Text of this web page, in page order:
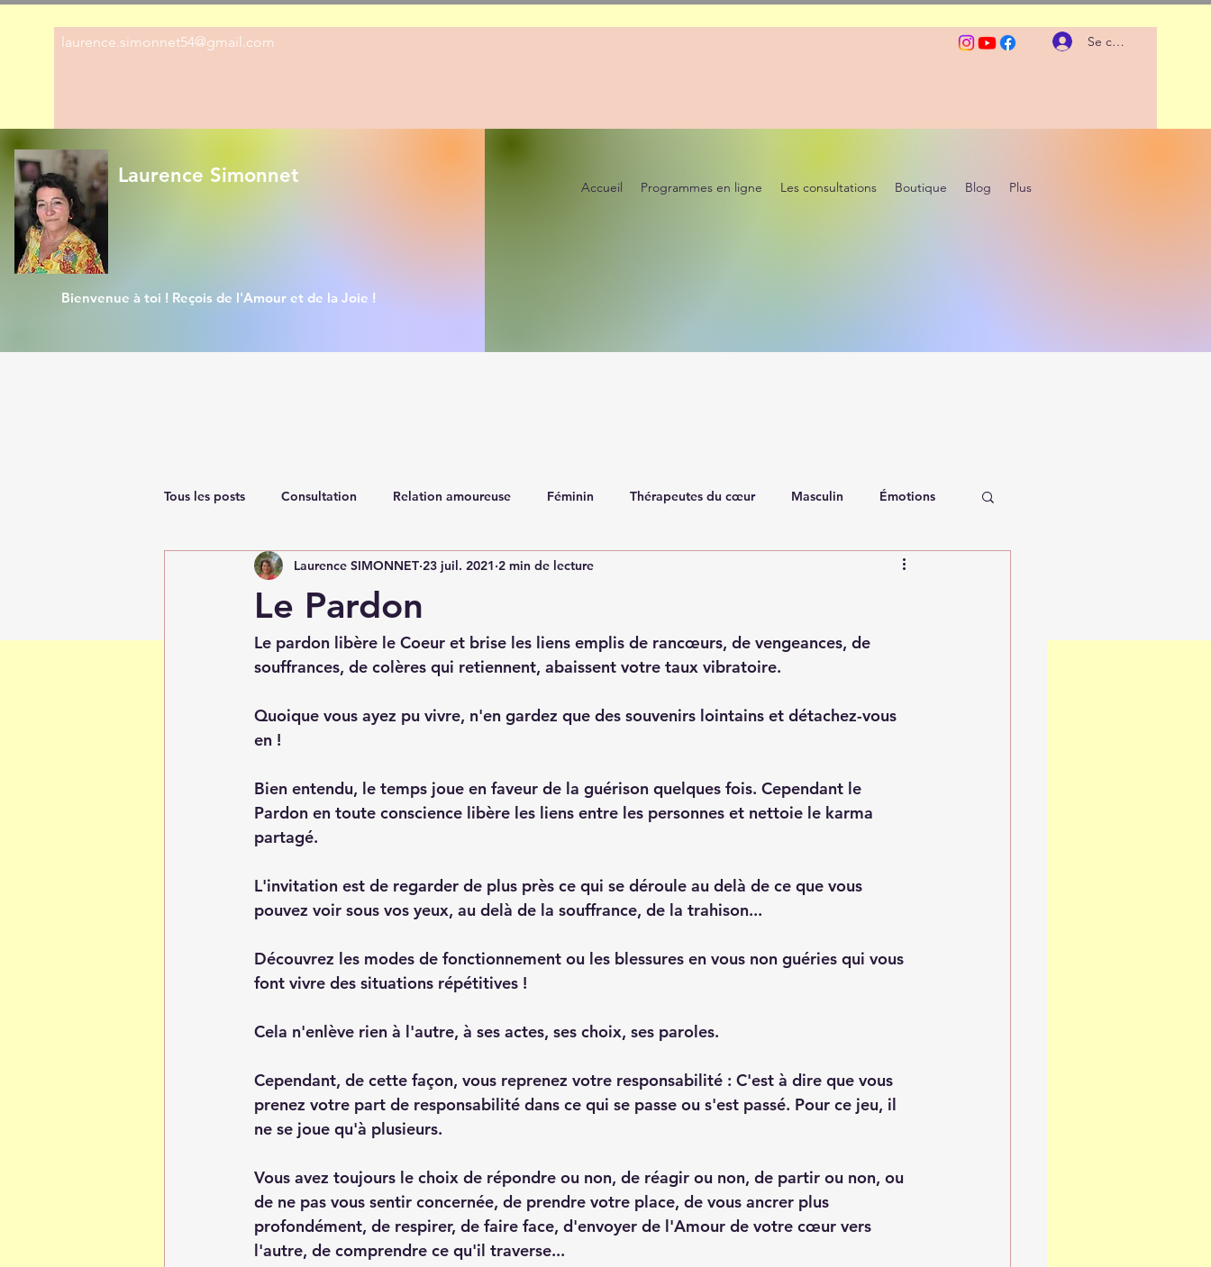
laurence.simonnet54@gmail.com Se connecter
Laurence Simonnet
Bienvenue à toi ! Reçois de l'Amour et de la Joie !
Accueil Programmes en ligne Les consultations Boutique Blog Plus
Tous les posts Consultation Relation amoureuse Féminin Thérapeutes du cœur Masculin Émotions
Renaissance
Le Pardon
Laurence SIMONNET 23 juil. 2021 2 min de lecture
Le pardon libère le Coeur et brise les liens emplis de rancœurs, de vengeances, de
souffrances, de colères qui retiennent, abaissent votre taux vibratoire.
Quoique vous ayez pu vivre, n'en gardez que des souvenirs lointains et détachez-vous
en !
Bien entendu, le temps joue en faveur de la guérison quelques fois. Cependant le
Pardon en toute conscience libère les liens entre les personnes et nettoie le karma
partagé.
L'invitation est de regarder de plus près ce qui se déroule au delà de ce que vous
pouvez voir sous vos yeux, au delà de la souffrance, de la trahison...
Découvrez les modes de fonctionnement ou les blessures en vous non guéries qui vous
font vivre des situations répétitives !
Cela n'enlève rien à l'autre, à ses actes, ses choix, ses paroles.
Cependant, de cette façon, vous reprenez votre responsabilité : C'est à dire que vous
prenez votre part de responsabilité dans ce qui se passe ou s'est passé. Pour ce jeu, il
ne se joue qu'à plusieurs.
Vous avez toujours le choix de répondre ou non, de réagir ou non, de partir ou non, ou
de ne pas vous sentir concernée, de prendre votre place, de vous ancrer plus
profondément, de respirer, de faire face, d'envoyer de l'Amour de votre cœur vers
l'autre, de comprendre ce qu'il traverse...